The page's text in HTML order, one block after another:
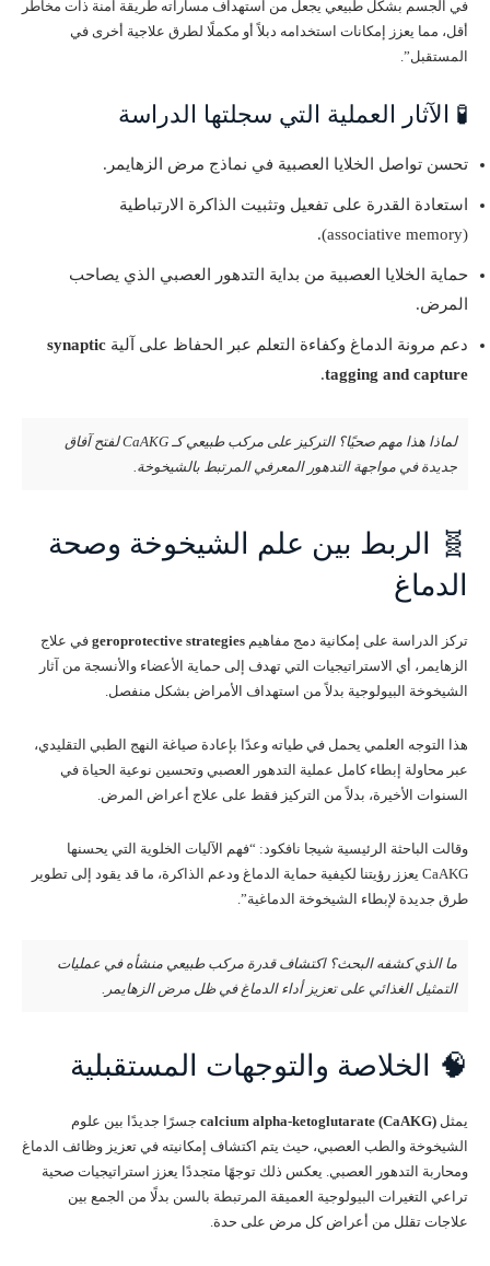
في الجسم بشكل طبيعي يجعل من استهداف مساراته طريقة آمنة ذات مخاطر
أقل، مما يعزز إمكانات استخدامه دبلاً أو مكملًا لطرق علاجية أخرى في
المستقبل”.
🧪 الآثار العملية التي سجلتها الدراسة
تحسن تواصل الخلايا العصبية في نماذج مرض الزهايمر.
استعادة القدرة على تفعيل وتثبيت الذاكرة الارتباطية
(associative memory).
حماية الخلايا العصبية من بداية التدهور العصبي الذي يصاحب
المرض.
دعم مرونة الدماغ وكفاءة التعلم عبر الحفاظ على آلية synaptic
tagging and capture
.
لماذا هذا مهم صحيًا؟ التركيز على مركب طبيعي كـ CaAKG لفتح آفاق
جديدة في مواجهة التدهور المعرفي المرتبط بالشيخوخة.
🧬 الربط بين علم الشيخوخة وصحة
الدماغ
تركز الدراسة على إمكانية دمج مفاهيم geroprotective strategies في علاج
الزهايمر، أي الاستراتيجيات التي تهدف إلى حماية الأعضاء والأنسجة من آثار
الشيخوخة البيولوجية بدلاً من استهداف الأمراض بشكل منفصل.
هذا التوجه العلمي يحمل في طياته وعدًا بإعادة صياغة النهج الطبي التقليدي،
عبر محاولة إبطاء كامل عملية التدهور العصبي وتحسين نوعية الحياة في
السنوات الأخيرة، بدلاً من التركيز فقط على علاج أعراض المرض.
وقالت الباحثة الرئيسية شيجا نافكود: “فهم الآليات الخلوية التي يحسنها
CaAKG يعزز رؤيتنا لكيفية حماية الدماغ ودعم الذاكرة، ما قد يقود إلى تطوير
طرق جديدة لإبطاء الشيخوخة الدماغية”.
ما الذي كشفه البحث؟ اكتشاف قدرة مركب طبيعي منشأه في عمليات
التمثيل الغذائي على تعزيز أداء الدماغ في ظل مرض الزهايمر.
🧠 الخلاصة والتوجهات المستقبلية
يمثل calcium alpha-ketoglutarate (CaAKG) جسرًا جديدًا بين علوم
الشيخوخة والطب العصبي، حيث يتم اكتشاف إمكانيته في تعزيز وظائف الدماغ
ومحاربة التدهور العصبي. يعكس ذلك توجهًا متجددًا يعزز استراتيجيات صحية
تراعي التغيرات البيولوجية العميقة المرتبطة بالسن بدلًا من الجمع بين
علاجات تقلل من أعراض كل مرض على حدة.